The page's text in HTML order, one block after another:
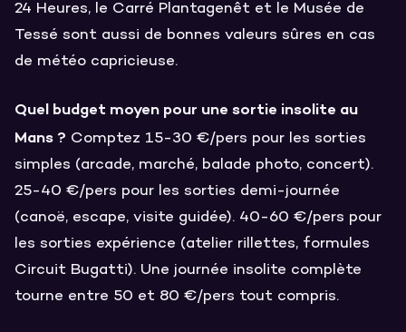
24 Heures, le Carré Plantagenêt et le Musée de
Tessé sont aussi de bonnes valeurs sûres en cas
de météo capricieuse.
Quel budget moyen pour une sortie insolite au
Mans ? Comptez 15-30 €/pers pour les sorties
simples (arcade, marché, balade photo, concert).
25-40 €/pers pour les sorties demi-journée
(canoë, escape, visite guidée). 40-60 €/pers pour
les sorties expérience (atelier rillettes, formules
Circuit Bugatti). Une journée insolite complète
tourne entre 50 et 80 €/pers tout compris.